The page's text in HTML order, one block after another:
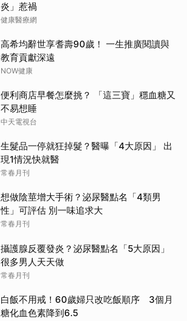
炎」惹禍
健康醫療網
高希均辭世享耆壽90歲！ 一生推廣閱讀與
教育貢獻深遠
NOW健康
便利商店早餐怎麼挑？ 「這三寶」穩血糖又
不易想睡
中天電視台
生髮品一停就狂掉髮？醫曝「4大原因」 出
現1情況快就醫
常春月刊
想做陰莖增大手術？泌尿醫點名「4類男
性」可評估 別一味追求大
常春月刊
攝護腺反覆發炎？泌尿醫點名「5大原因」
很多男人天天做
常春月刊
白飯不用戒！60歲婦只改吃飯順序 3個月
糖化血色素降到6.5